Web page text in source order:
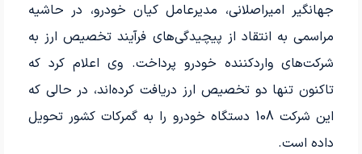
جهانگیر امیراصلانی، مدیرعامل کیان خودرو، در حاشیه
مراسمی به انتقاد از پیچیدگی‌های فرآیند تخصیص ارز به
شرکت‌های واردکننده خودرو پرداخت. وی اعلام کرد که
تاکنون تنها دو تخصیص ارز دریافت کرده‌اند، در حالی که
این شرکت 108 دستگاه خودرو را به گمرکات کشور تحویل
داده است.